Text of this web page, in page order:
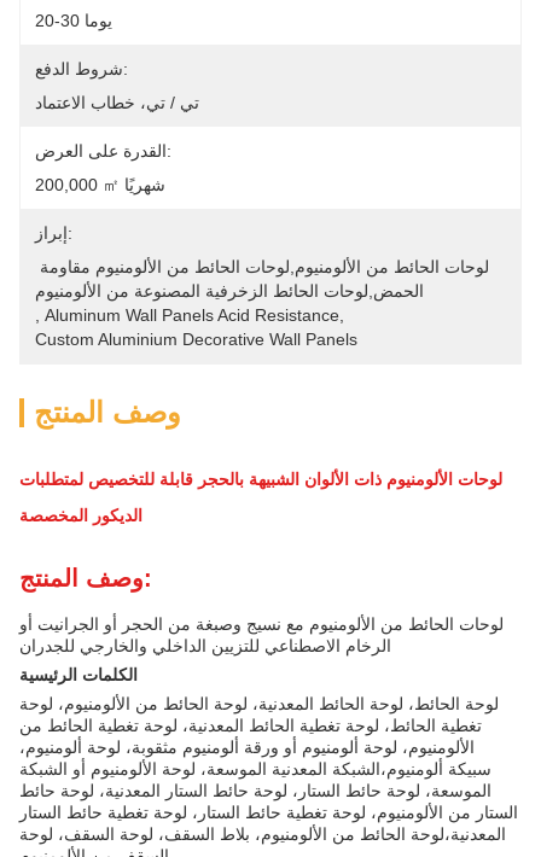
20-30 يوما
شروط الدفع:
تي / تي، خطاب الاعتماد
القدرة على العرض:
200,000 ㎡ شهريًا
إبراز:
الحمض,لوحات الحائط الزخرفية المصنوعة من الألومنيوم
Aluminum Wall Panels Acid Resistance
Custom Aluminium Decorative Wall Panels
وصف المنتج
لوحات الألومنيوم ذات الألوان الشبيهة بالحجر قابلة للتخصيص لمتطلبات
الديكور المخصصة
وصف المنتج:
لوحات الحائط من الألومنيوم مع نسيج وصبغة من الحجر أو الجرانيت أو
الرخام الاصطناعي للتزيين الداخلي والخارجي للجدران
الكلمات الرئيسية
لوحة الحائط، لوحة الحائط المعدنية، لوحة الحائط من الألومنيوم، لوحة
تغطية الحائط، لوحة تغطية الحائط المعدنية، لوحة تغطية الحائط من
الألومنيوم، لوحة ألومنيوم أو ورقة ألومنيوم مثقوبة، لوحة ألومنيوم،
سبيكة ألومنيوم،الشبكة المعدنية الموسعة، لوحة الألومنيوم أو الشبكة
الموسعة، لوحة حائط الستار، لوحة حائط الستار المعدنية، لوحة حائط
الستار من الألومنيوم، لوحة تغطية حائط الستار، لوحة تغطية حائط الستار
المعدنية،لوحة الحائط من الألومنيوم، بلاط السقف، لوحة السقف، لوحة